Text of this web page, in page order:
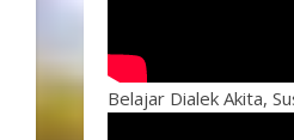
Belajar Dialek Akita,